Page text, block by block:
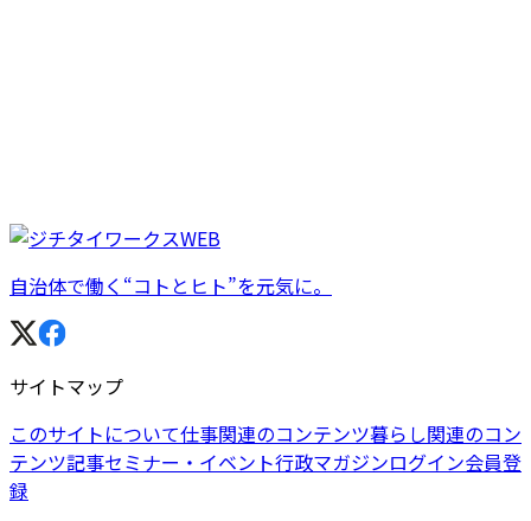
自治体で働く“コトとヒト”を元気に。
サイトマップ
このサイトについて仕事関連のコンテンツ暮らし関連のコン
テンツ記事セミナー・イベント行政マガジンログイン会員登
録